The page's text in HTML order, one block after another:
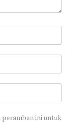
peramban ini untuk